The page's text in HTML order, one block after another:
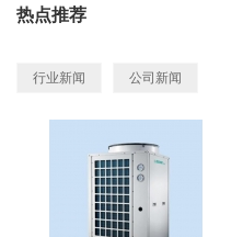
热点推荐
行业新闻 公司新闻